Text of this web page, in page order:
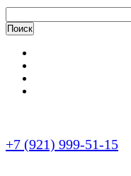
+7 (921) 999-51-15